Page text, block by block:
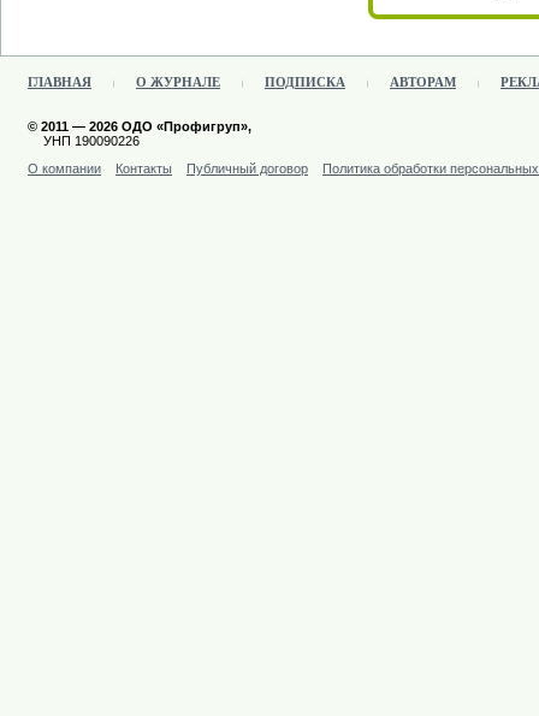
ГЛАВНАЯ О ЖУРНАЛЕ ПОДПИСКА АВТОРАМ
© 2011 — 2026 ОДО «Профигруп»,
УНП 190090226
О компании
Контакты Публичный договор Политика обработки